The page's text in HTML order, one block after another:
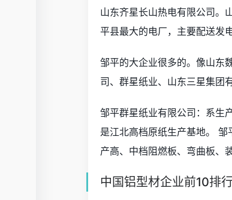
山东齐星长山热电有限公司。
平县最大的电厂，主要配送发
邹平的大企业很多的。像山东
司、群星纸业、山东三星集团
邹平群星纸业有限公司：系生
是江北高档原纸生产基地。
产高、中档阻燃板、弯曲板、
中国铝型材企业前10排行